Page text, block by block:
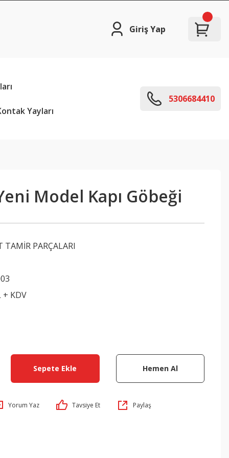
Giriş Yap
Yayları
5306684410
Model Kapı Göbeği
TAMİR PARÇALARI
+ KDV
Sepete Ekle Hemen Al
Yorum Yaz Tavsiye Et Paylaş